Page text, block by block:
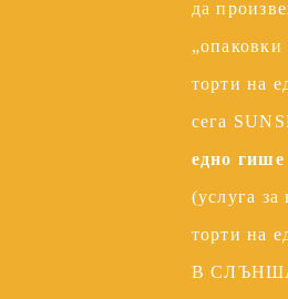
да
торти на
сега
едно гише
(услуга за
торти на
В